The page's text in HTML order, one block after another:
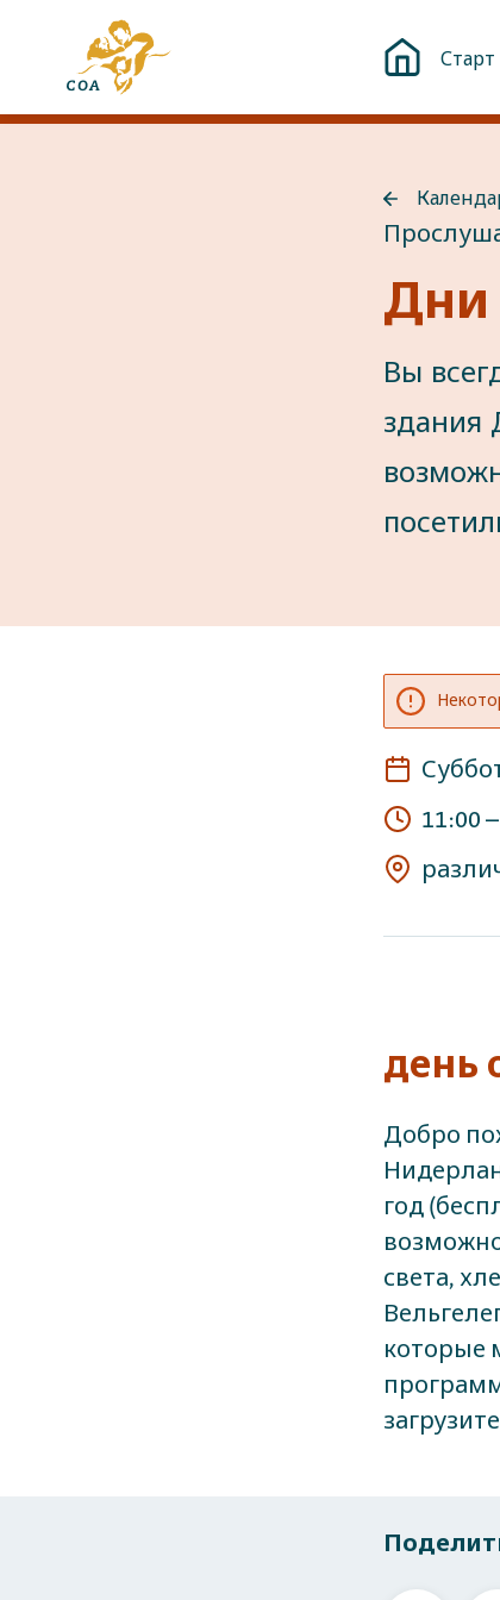
контенту
главную
страницу
Старт
к
Дни
Вы
здания
11:00 –
день
Добро
год
света,
которые